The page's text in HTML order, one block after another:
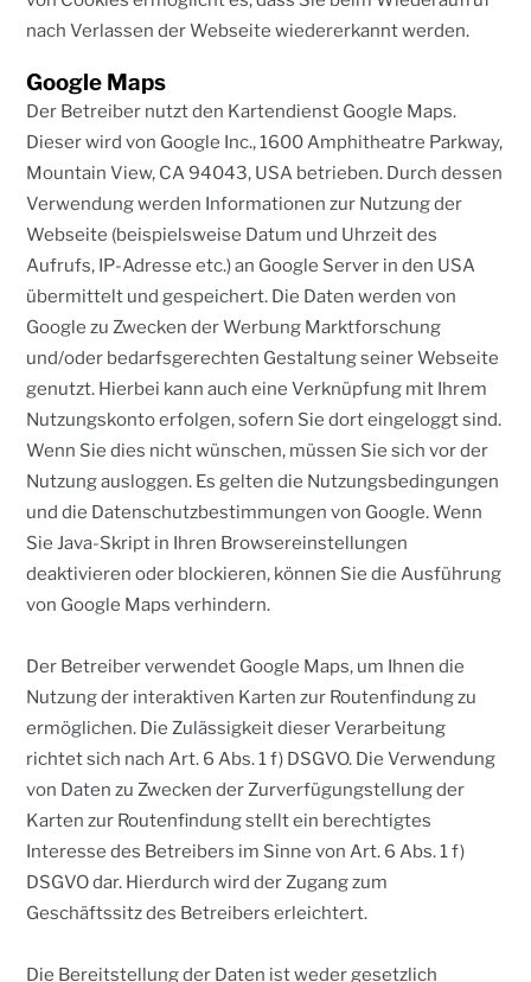
nach Verlassen der Webseite wiedererkannt werden.
Google Maps
Der Betreiber nutzt den Kartendienst Google Maps.
Dieser wird von Google Inc., 1600 Amphitheatre Parkway,
Mountain View, CA 94043, USA betrieben. Durch dessen
Verwendung werden Informationen zur Nutzung der
Webseite (beispielsweise Datum und Uhrzeit des
Aufrufs, IP-Adresse etc.) an Google Server in den USA
übermittelt und gespeichert. Die Daten werden von
Google zu Zwecken der Werbung Marktforschung
und/oder bedarfsgerechten Gestaltung seiner Webseite
genutzt. Hierbei kann auch eine Verknüpfung mit Ihrem
Nutzungskonto erfolgen, sofern Sie dort eingeloggt sind.
Wenn Sie dies nicht wünschen, müssen Sie sich vor der
Nutzung ausloggen. Es gelten die Nutzungsbedingungen
und die Datenschutzbestimmungen von Google. Wenn
Sie Java-Skript in Ihren Browsereinstellungen
deaktivieren oder blockieren, können Sie die Ausführung
von Google Maps verhindern.
Der Betreiber verwendet Google Maps, um Ihnen die
Nutzung der interaktiven Karten zur Routenfindung zu
ermöglichen. Die Zulässigkeit dieser Verarbeitung
richtet sich nach Art. 6 Abs. 1 f) DSGVO. Die Verwendung
von Daten zu Zwecken der Zurverfügungstellung der
Karten zur Routenfindung stellt ein berechtigtes
Interesse des Betreibers im Sinne von Art. 6 Abs. 1 f)
DSGVO dar. Hierdurch wird der Zugang zum
Geschäftssitz des Betreibers erleichtert.
Die Bereitstellung der Daten ist weder gesetzlich